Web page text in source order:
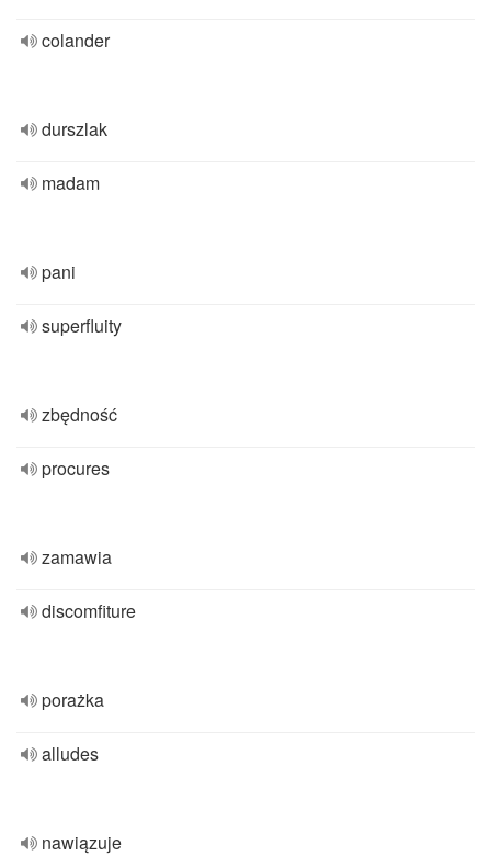
colander
durszlak
madam
pani
superfluity
zbędność
procures
zamawia
discomfiture
porażka
alludes
nawiązuje